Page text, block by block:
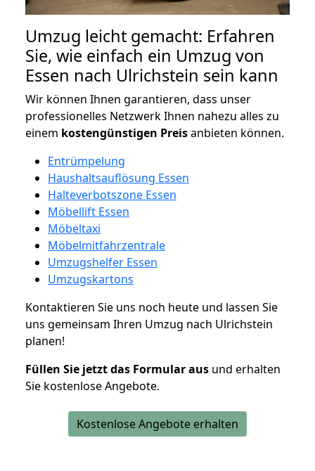
Umzug leicht gemacht: Erfahren
Sie, wie einfach ein Umzug von
Essen nach Ulrichstein sein kann
Wir können Ihnen garantieren, dass unser
professionelles Netzwerk Ihnen nahezu alles zu
einem kostengünstigen Preisanbieten können.
Entrümpelung
Haushaltsauflösung Essen
Halteverbotszone Essen
Möbellift Essen
Möbeltaxi
Möbelmitfahrzentrale
Umzugshelfer Essen
Umzugskartons
Kontaktieren Sie uns noch heute und lassen Sie
uns gemeinsam Ihren Umzug nach Ulrichstein
planen!
Füllen Sie jetzt das Formular aus und erhalten
Sie kostenlose Angebote.
Kostenlose Angebote erhalten